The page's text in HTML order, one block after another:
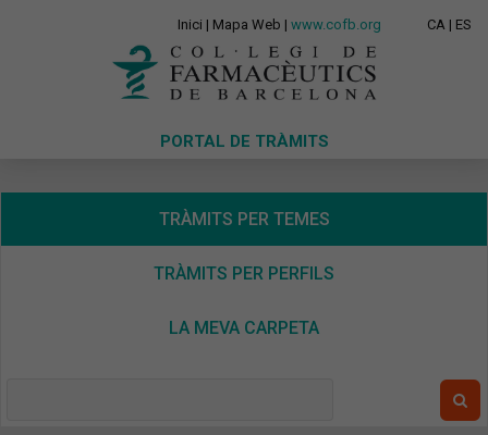
Inici | Mapa Web | www.cofb.org CA | ES
PORTAL DE TRÀMITS
TRÀMITS PER TEMES
TRÀMITS PER PERFILS
LA MEVA CARPETA